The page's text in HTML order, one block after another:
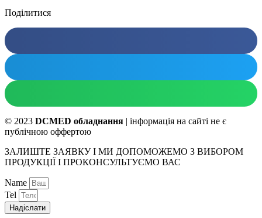
Поділитися
© 2023 DCMED обладнання | інформація на сайті не є
публічною оффертою
ЗАЛИШТЕ ЗАЯВКУ І МИ ДОПОМОЖЕМО З ВИБОРОМ
ПРОДУКЦІЇ І ПРОКОНСУЛЬТУЄМО ВАС
Name
Tel
Надіслати